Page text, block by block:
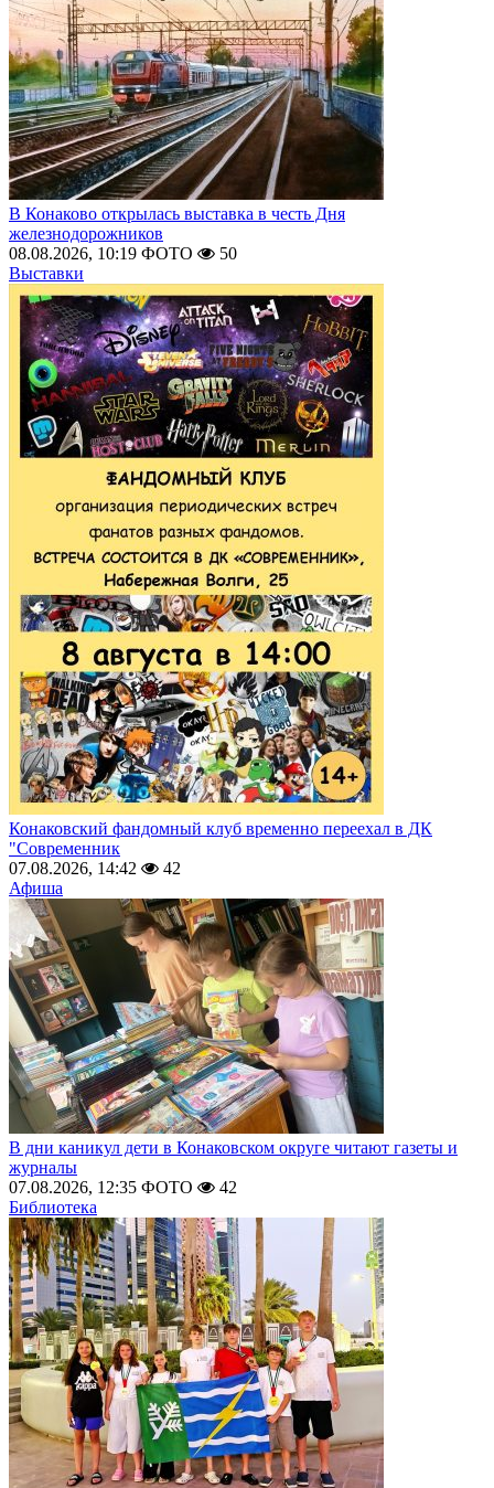
В Конаково открылась выставка в честь Дня
железнодорожников
08.08.2026, 10:19 ФОТО
50
Выставки
Конаковский фандомный клуб временно переехал в ДК
"Современник
07.08.2026, 14:42
42
Афиша
В дни каникул дети в Конаковском округе читают газеты и
журналы
07.08.2026, 12:35 ФОТО
42
Библиотека